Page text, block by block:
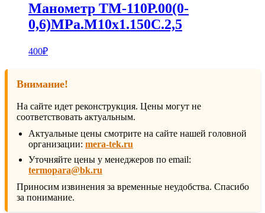
Манометр ТМ-110Р.00(0-
0,6)MPa.М10х1.150С.2,5
400₽
Внимание!
На сайте идет реконструкция. Цены могут не
соответствовать актуальным.
Актуальные цены смотрите на сайте нашей головной
организации: mera-tek.ru
Уточняйте цены у менеджеров по email:
termopara@bk.ru
Приносим извинения за временные неудобства. Спасибо
за понимание.